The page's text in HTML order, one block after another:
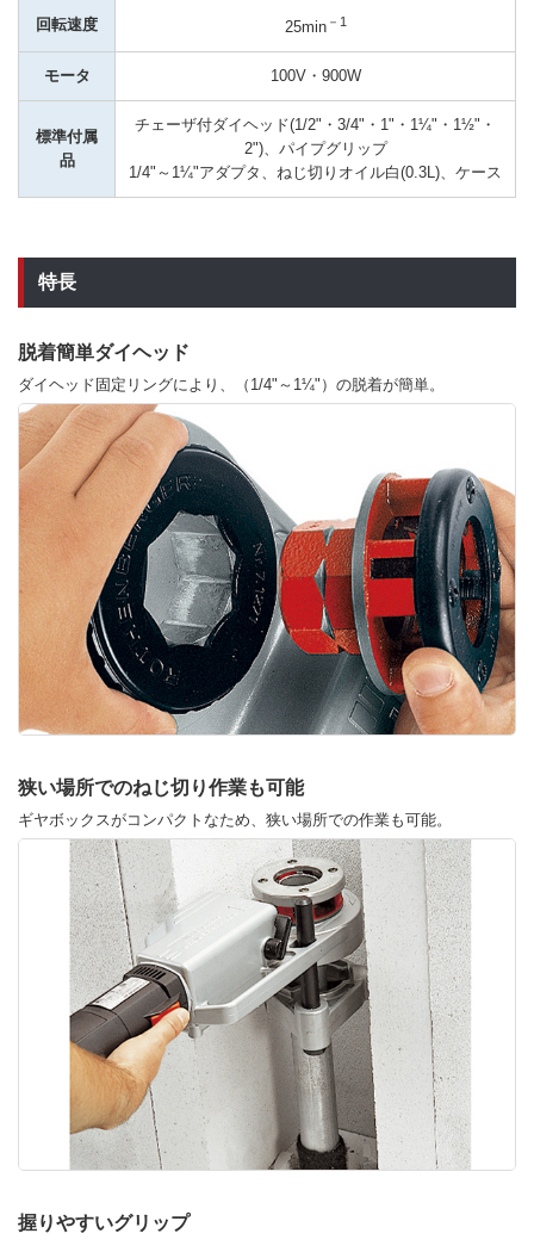
回転速度 25min －1
モータ 100V・900W
標準付属
品
チェーザ付ダイヘッド(1/2"・3/4"・1"・1¼"・1½"・
2")、パイプグリップ
1/4"～1¼"アダプタ、ねじ切りオイル白(0.3L)、ケース
特長
脱着簡単ダイヘッド
ダイヘッド固定リングにより、（1/4"～1¼"）の脱着が簡単。
狭い場所でのねじ切り作業も可能
ギヤボックスがコンパクトなため、狭い場所での作業も可能。
握りやすいグリップ